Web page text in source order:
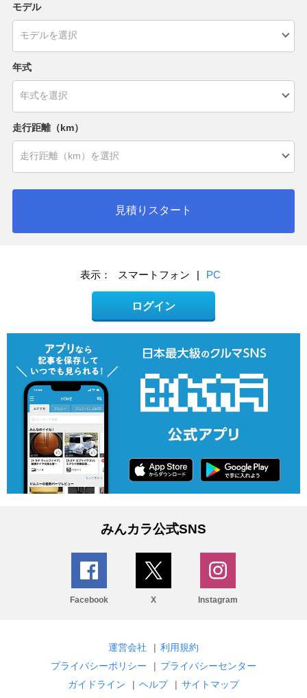
モデル
年式
走行距離（km）
見積りスタート
表示： スマートフォン | PC
ログイン
みんカラ公式SNS
Facebook X Instagram
運営会社 | 利用規約
プライバシーポリシー
| プライバシーセンター
ガイドライン
| ヘルプ | サイトマップ